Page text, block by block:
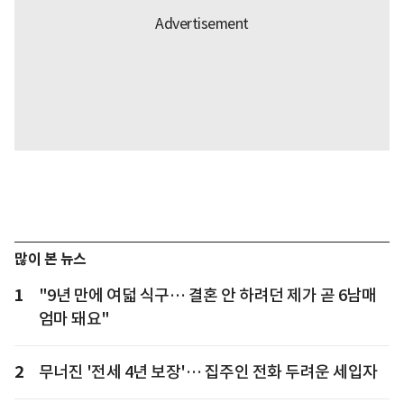
많이 본 뉴스
1
"9년 만에 여덟 식구… 결혼 안 하려던 제가 곧 6남매
엄마 돼요"
2 무너진 '전세 4년 보장'… 집주인 전화 두려운 세입자